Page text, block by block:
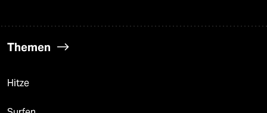
Themen
Hitze